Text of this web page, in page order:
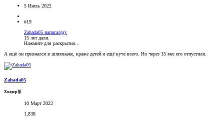
5 Июль 2022
#19
Zahada05 написал(а):
15 лет дали.
Нажмите для раскрытия...
А ещё он признался в шпионаже, краже детей и ещё куче всего. Но через 15 мес его отпустили.
Zahada05
Холдер🥉
10 Март 2022
1,838